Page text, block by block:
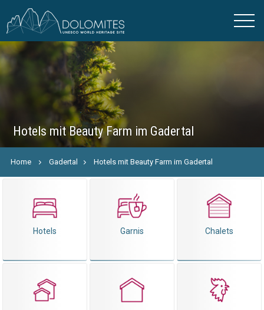
Hotels mit Beauty Farm im Gadertal
Home Gadertal Hotels mit Beauty Farm im Gadertal
Hotels Garnis Chalets